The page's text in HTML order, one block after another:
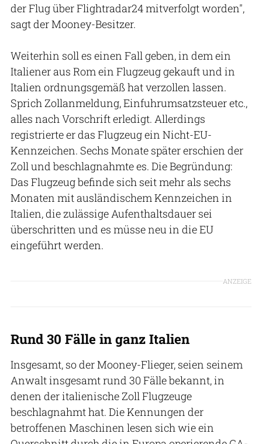
der Flug über Flightradar24 mitverfolgt worden",
sagt der Mooney-Besitzer.
Weiterhin soll es einen Fall geben, in dem ein
Italiener aus Rom ein Flugzeug gekauft und in
Italien ordnungsgemäß hat verzollen lassen.
Sprich Zollanmeldung, Einfuhrumsatzsteuer etc.,
alles nach Vorschrift erledigt. Allerdings
registrierte er das Flugzeug ein Nicht-EU-
Kennzeichen. Sechs Monate später erschien der
Zoll und beschlagnahmte es. Die Begründung:
Das Flugzeug befinde sich seit mehr als sechs
Monaten mit ausländischem Kennzeichen in
Italien, die zulässige Aufenthaltsdauer sei
überschritten und es müsse neu in die EU
eingeführt werden.
ANZEIGE
Rund 30 Fälle in ganz Italien
Insgesamt, so der Mooney-Flieger, seien seinem
Anwalt insgesamt rund 30 Fälle bekannt, in
denen der italienische Zoll Flugzeuge
beschlagnahmt hat. Die Kennungen der
betroffenen Maschinen lesen sich wie ein